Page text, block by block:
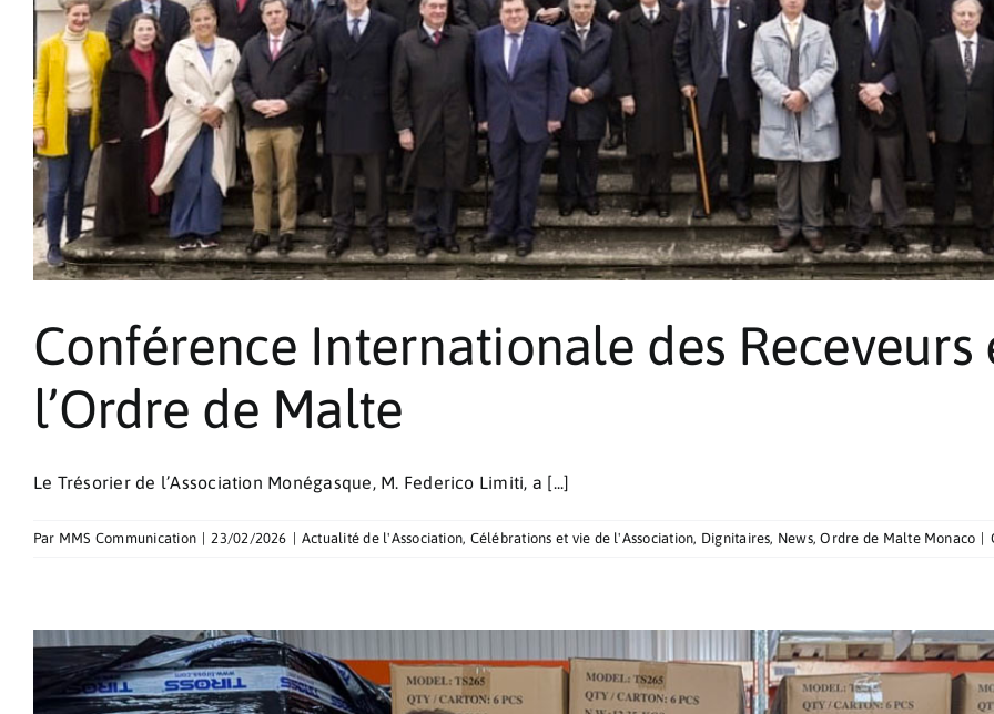
Conférence Internationale des Receveurs
l’Ordre de Malte
Le Trésorier de l’Association Monégasque, M. Federico Limiti, a [...]
Par MMS Communication 23/02/2026 Actualité de l'Association, Célébrations et vie de l'Association, Dignitaires, News,Ordre de Malte Monaco